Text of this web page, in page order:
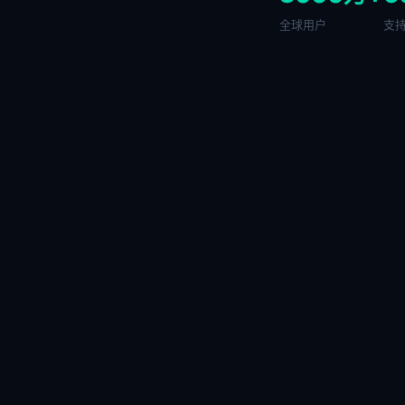
全球用户 支